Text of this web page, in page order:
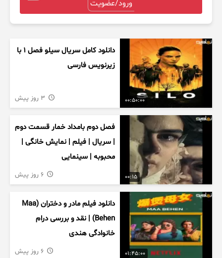
ورود/عضویت
00:50:00
دانلود کامل سریال سیلو فصل ۱ با
زیرنویس فارسی
00:15
فصل دوم بامداد خمار قسمت دوم
| سریال | فیلم | نمایش خانگی |
محبوبه | سینمایی
01:45:00
دانلود فیلم مادر و دختران (Maa
Behen) | نقد و بررسی درام
خانوادگی هندی